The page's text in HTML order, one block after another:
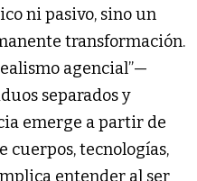
ni pasivo, sino un
transformación.
agencial”—
separados y
emerge a partir de
cuerpos, tecnologías,
entender al ser